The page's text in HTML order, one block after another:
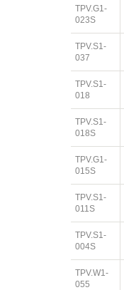
TPV.G1-
023S
TPV.S1-
037
TPV.S1-
018
TPV.S1-
018S
TPV.G1-
015S
TPV.S1-
011S
TPV.S1-
004S
TPV.W1-
055